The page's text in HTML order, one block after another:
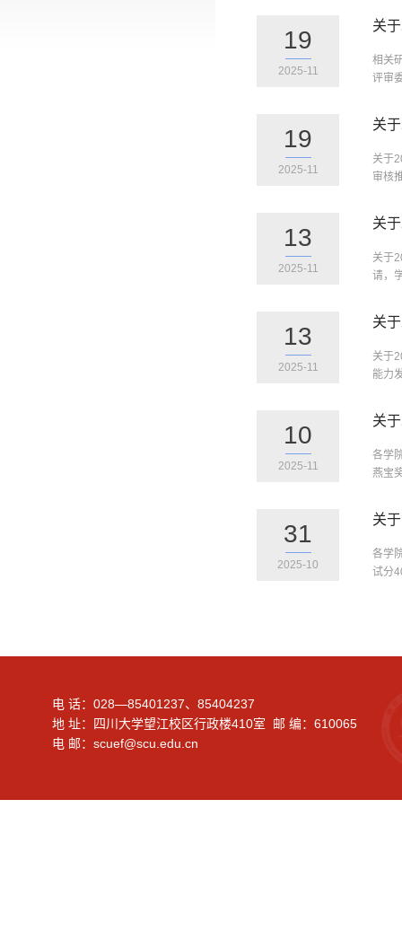
19
2025-11
关
相关
评审
19
2025-11
关
关于
审核
13
2025-11
关
关于
请，
13
2025-11
关
关于
能力
10
2025-11
关
各学
燕宝
31
2025-10
关
各学
试分
电 话：028—85401237、85404237
地 址：四川大学望江校区行政楼410室 邮 编：610065
电 邮：scuef@scu.edu.cn